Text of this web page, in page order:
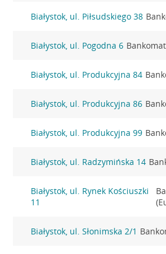
Białystok, ul. Piłsudskiego 38
Białystok, ul. Pogodna 6
Białystok, ul. Produkcyjna 84
Białystok, ul. Produkcyjna 86
Białystok, ul. Produkcyjna 99
Białystok, ul. Radzymińska 14
Białystok, ul. Rynek Kościuszki
11
Białystok, ul. Słonimska 2/1